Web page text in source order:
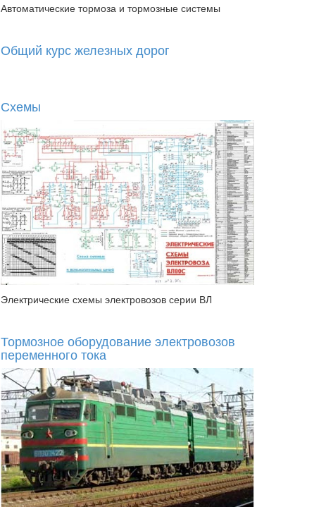
Автоматические тормоза и тормозные системы
Общий курс железных дорог
Схемы
Электрические схемы электровозов серии ВЛ
Тормозное оборудование электровозов
переменного тока